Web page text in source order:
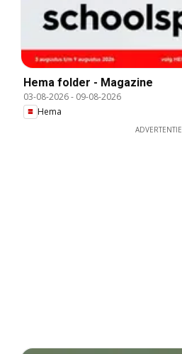
Hema folder - Magazine
03-08-2026- 09-08-2026
Hema
ADVERTENTIE